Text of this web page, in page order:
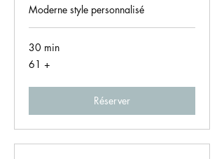
Moderne style personnalisé
30 min
61
+
61 +
Réserver